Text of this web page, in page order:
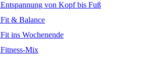
Entspannung von Kopf bis Fuß
Fit & Balance
Fit ins Wochenende
Fitness-Mix